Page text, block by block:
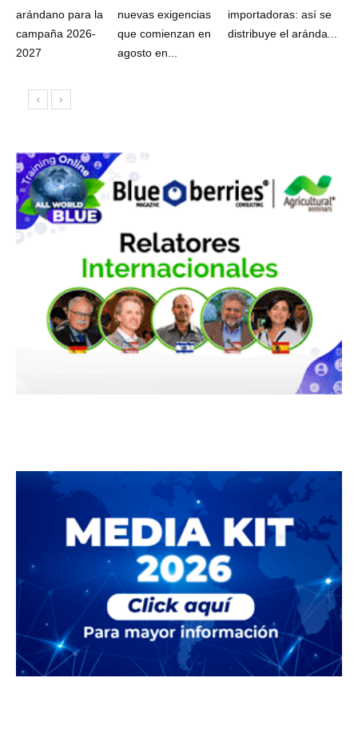
arándano para la
campaña 2026-
2027
nuevas exigencias
que comienzan en
agosto en...
importadoras: así se
distribuye el aránda...